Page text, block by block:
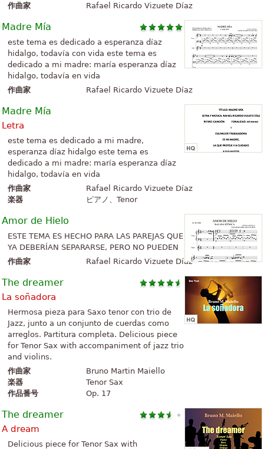
作曲家
Rafael Ricardo Vizuete Díaz
Madre Mía
este tema es dedicado a esperanza díaz
hidalgo, todavía con vida este tema es
dedicado a mi madre: maría esperanza díaz
hidalgo, todavía en vida
作曲家
Rafael Ricardo Vizuete Díaz
Madre Mía
Letra
este tema es dedicado a mi madre,
esperanza díaz hidalgo este tema es
dedicado a mi madre: maría esperanza díaz
hidalgo, todavía en vida
作曲家
Rafael Ricardo Vizuete Díaz
楽器
ピアノ、Tenor
Amor de Hielo
ESTE TEMA ES HECHO PARA LAS PAREJAS QUE
YA DEBERÍAN SEPARARSE, PERO NO PUEDEN
作曲家
Rafael Ricardo Vizuete Díaz
The dreamer
La soñadora
Hermosa pieza para Saxo tenor con trio de
Jazz, junto a un conjunto de cuerdas como
arreglos. Partitura completa. Delicious piece
for Tenor Sax with accompaniment of jazz trio
and violins.
作曲家
Bruno Martin Maiello
楽器
Tenor Sax
作品番号
Op. 17
The dreamer
A dream
Delicious piece for Tenor Sax with